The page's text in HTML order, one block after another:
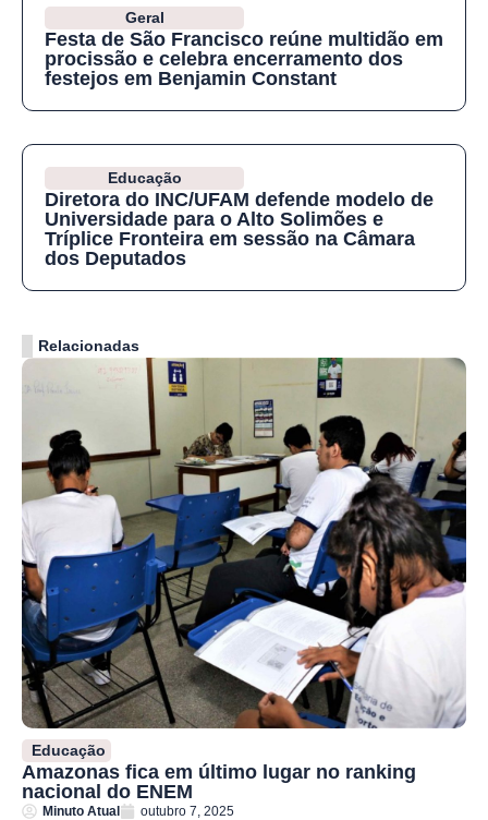
Geral
Festa de São Francisco reúne multidão em
procissão e celebra encerramento dos
festejos em Benjamin Constant
Educação
Diretora do INC/UFAM defende modelo de
Universidade para o Alto Solimões e
Tríplice Fronteira em sessão na Câmara
dos Deputados
Relacionadas
Educação
Amazonas fica em último lugar no ranking
nacional do ENEM
Minuto Atual outubro 7, 2025